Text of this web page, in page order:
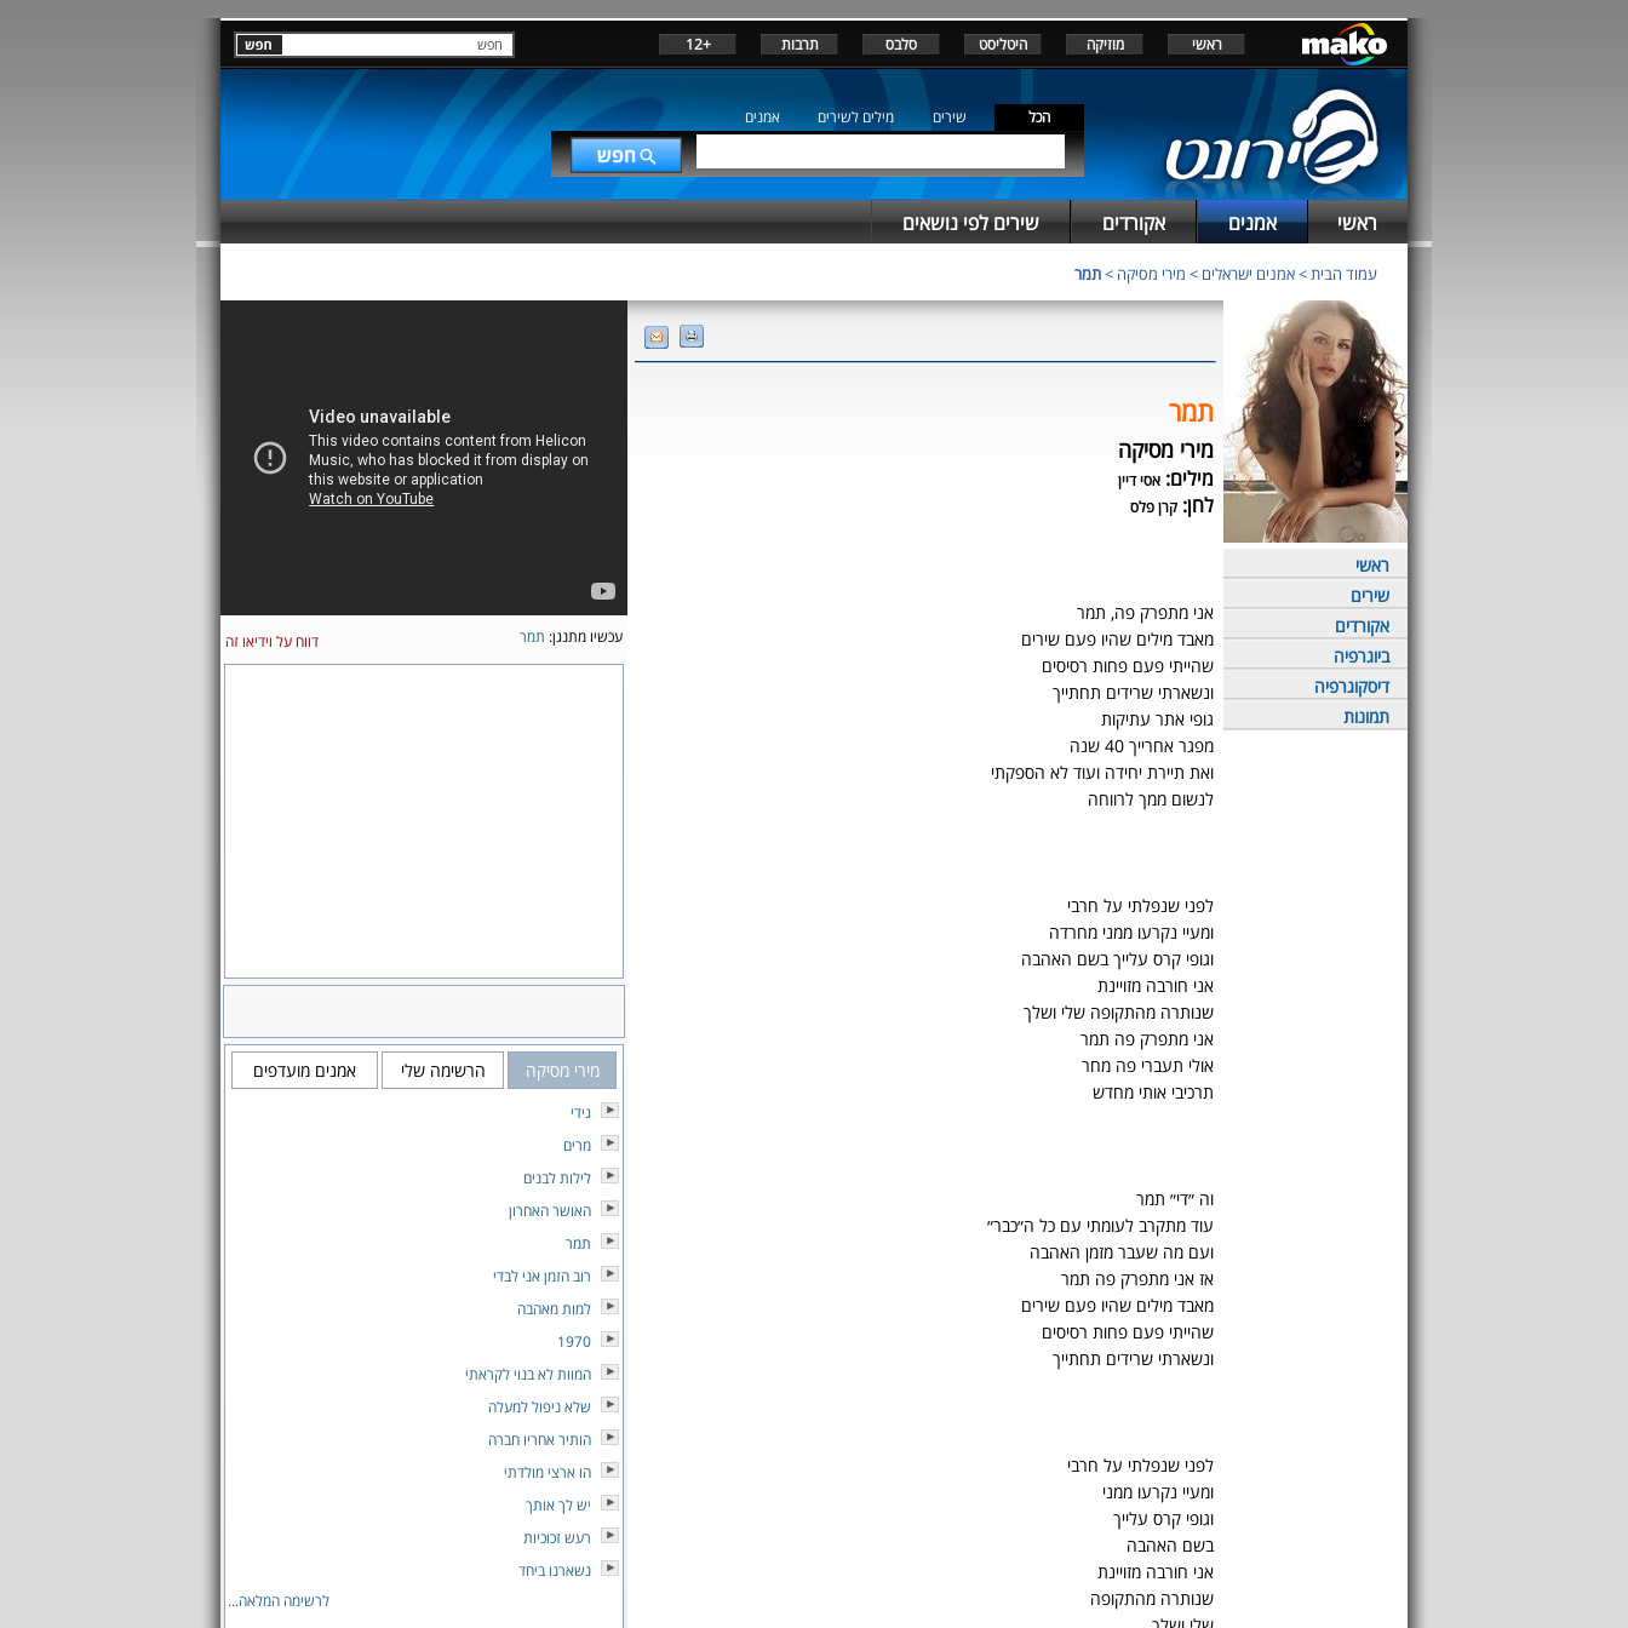
ראשי מוזיקה היטליסט סלבס תרבות +12
הכל שירים מילים לשירים אמנים
ראשי אמנים אקורדים שירים לפי נושאים
עמוד הבית>אמנים ישראלים > מירי מסיקה >תמר
ראשי
שירים
אקורדים
ביוגרפיה
דיסקוגרפיה
תמונות
תמר
מירי מסיקה
מילים: אסי דיין
לחן: קרן פלס
אני מתפרק פה, תמר
מאבד מילים שהיו פעם שירים
שהייתי פעם פחות רסיסים
ונשארתי שרידים תחתייך
גופי אתר עתיקות
מפגר אחרייך 40 שנה
ואת תיירת יחידה ועוד לא הספקתי
לנשום ממך לרווחה
לפני שנפלתי על חרבי
ומעיי נקרעו ממני מחרדה
וגופי קרס עלייך בשם האהבה
אני חורבה מזויינת
שנותרה מהתקופה שלי ושלך
אני מתפרק פה תמר
אולי תעברי פה מחר
תרכיבי אותי מחדש
וה ״די״ תמר
עוד מתקרב לעומתי עם כל ה״כבר״
ועם מה שעבר מזמן האהבה
אז אני מתפרק פה תמר
מאבד מילים שהיו פעם שירים
שהייתי פעם פחות רסיסים
ונשארתי שרידים תחתייך
לפני שנפלתי על חרבי
ומעיי נקרעו ממני
וגופי קרס עלייך
בשם האהבה
אני חורבה מזויינת
שנותרה מהתקופה
עכשיו מתנגן: תמר דווח על וידיאו זה
מירי מסיקה הרשימה שלי אמנים מועדפים
גידי
מרים
לילות לבנים
האושר האחרון
תמר
רוב הזמן אני לבדי
למות מאהבה
1970
המוות לא בנוי לקראתי
שלא ניפול למעלה
הותיר אחריו חברה
הו ארצי מולדתי
יש לך אותך
רעש זכוכיות
נשארנו ביחד
לרשימה המלאה...